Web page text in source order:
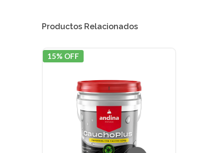
Productos Relacionados
15% OFF